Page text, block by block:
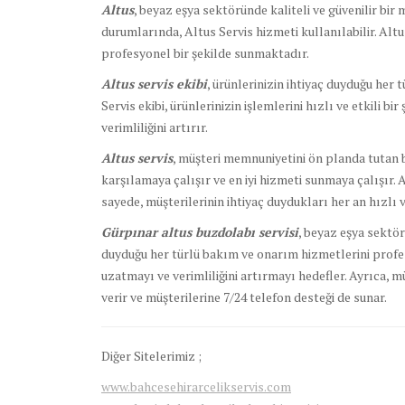
Altus, beyaz eşya sektöründe kaliteli ve güvenilir bir
durumlarında, Altus Servis hizmeti kullanılabilir.
profesyonel bir şekilde sunmaktadır.
Altus servis ekibi, ürünlerinizin ihtiyaç duyduğu her
Servis ekibi, ürünlerinizin işlemlerini hızlı ve etkili
verimliliğini artırır.
Altus servis, müşteri memnuniyetini ön planda tutan
karşılamaya çalışır ve en iyi hizmeti sunmaya
sayede, müşterilerinin ihtiyaç duydukları her an
Gürpınar altus buzdolabı servisi, beyaz eşya
duyduğu her türlü bakım ve onarım hizmetlerini
uzatmayı ve verimliliğini artırmayı hedefler. Ayrıca,
verir ve müşterilerine 7/24 telefon desteği de sunar.
Diğer Sitelerimiz ;
www.bahcesehirarcelikservis.com